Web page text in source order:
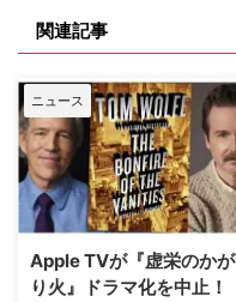
関連記事
ニュース
Apple TVが『虚栄のかが
り火』ドラマ化を中止！